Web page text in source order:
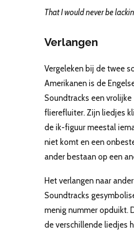
That I would never be
Verlangen
Vergeleken bij de twee
Amerikanen is de
Soundtracks een vrolijke
flierefluiter. Zijn liedjes
de ik-figuur meestal
niet komt en een
ander bestaan op een
Het verlangen naar
Soundtracks
menig nummer opduikt.
de verschillende liedjes